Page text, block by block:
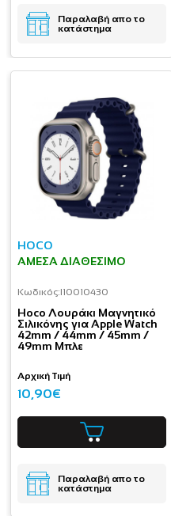
Παραλαβή απο το
κατάστημα
HOCO
ΆΜΕΣΑ ΔΙΑΘΈΣΙΜΟ
Κωδικός:I10010430
Hoco Λουράκι Μαγνητικό
Σιλικόνης για Apple Watch
42mm / 44mm / 45mm /
49mm Μπλε
Αρχική Τιμή
10,90€
Παραλαβή απο το
κατάστημα